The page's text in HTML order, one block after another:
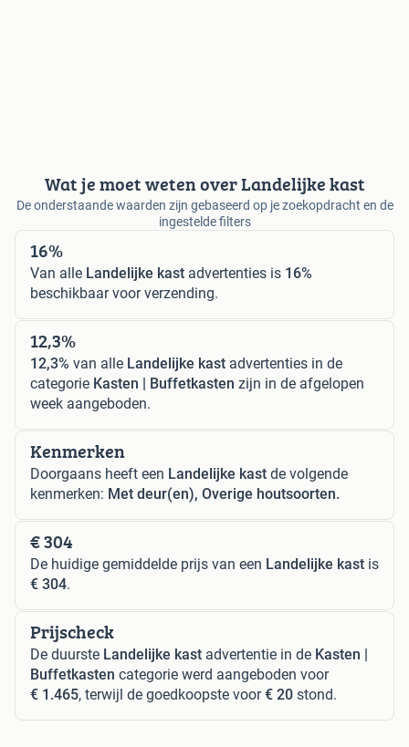
Wat je moet weten over Landelijke kast
De onderstaande waarden zijn gebaseerd op je zoekopdracht en de
ingestelde filters
16%
Van alle Landelijke kast advertenties is 16%
beschikbaar voor verzending.
12,3%
12,3% van alle Landelijke kast advertenties in de
categorie Kasten | Buffetkasten zijn in de afgelopen
week aangeboden.
Kenmerken
Doorgaans heeft een Landelijke kast de volgende
kenmerken: Met deur(en), Overige houtsoorten.
€ 304
De huidige gemiddelde prijs van een Landelijke kast is
€ 304.
Prijscheck
De duurste Landelijke kast advertentie in de Kasten |
Buffetkasten categorie werd aangeboden voor
€ 1.465, terwijl de goedkoopste voor€ 20 stond.